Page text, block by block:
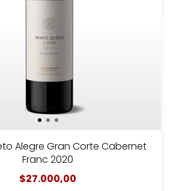
Alegre Gran Corte Cabernet
Franc 2020
$27.000,00